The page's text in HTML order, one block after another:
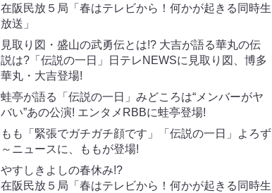
在阪民放５局「春はテレビから！何かが起きる同時生
放送」
見取り図・盛山の武勇伝とは!? 大吉が語る華丸の伝
説は?「伝説の一日」日テレNEWSに見取り図、博多
華丸・大吉登場!
蛙亭が語る「伝説の一日」みどころは“メンバーがヤ
バい”あの公演! エンタメRBBに蛙亭登場!
もも「緊張でガチガチ顔です」「伝説の一日」よろず
～ニュースに、ももが登場!
やすしきよしの春休み!?
在阪民放５局「春はテレビから！何かが起きる同時生